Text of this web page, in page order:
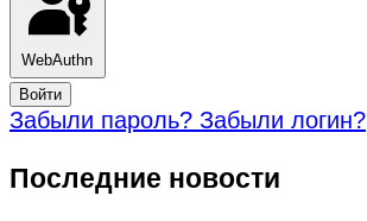
WebAuthn
Войти
Забыли пароль? Забыли логин?
Последние новости